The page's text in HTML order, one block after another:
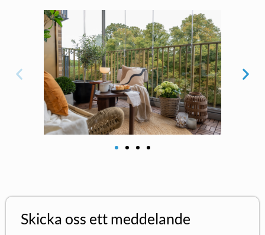
Skicka oss ett meddelande